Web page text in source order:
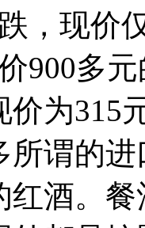
，现价
900多
价为315
所谓的
红酒。